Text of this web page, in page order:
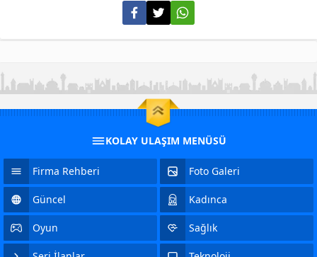
KOLAY ULAŞIM MENÜSÜ
Firma Rehberi Foto Galeri
Güncel Kadınca
Oyun Sağlık